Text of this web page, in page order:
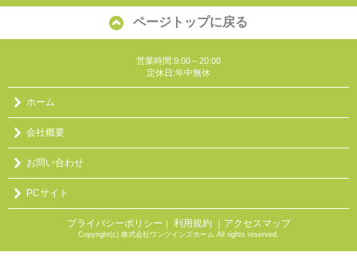
ページトップに戻る
営業時間:9:00～20:00
定休日:年中無休
ホーム
会社概要
お問い合わせ
PCサイト
プライバシーポリシー ｜ 利用規約 ｜アクセスマップ
Copyright(c) 株式会社ワンツインズホーム All rights reserved.